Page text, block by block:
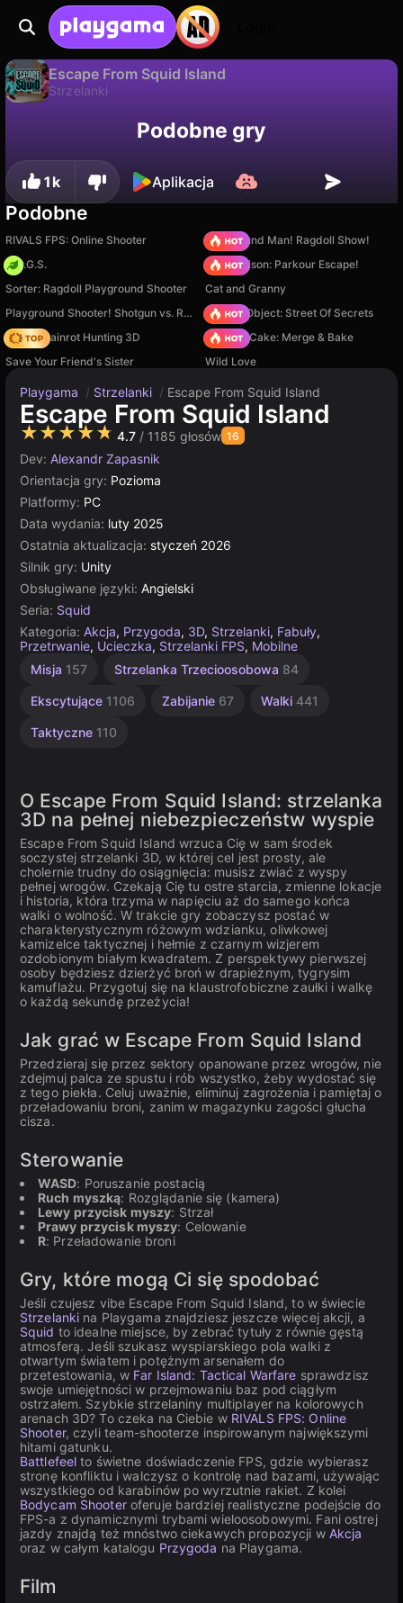
Escape From Squid Island
Strzelanki
Podobne gry
1k Aplikacja
Podobne
RIVALS FPS: Online Shooter
Playground Man! Ragdoll Show!
H.O.G.S.
Barry Prison: Parkour Escape!
Sorter: Ragdoll Playground Shooter
Cat and Granny
Playground Shooter! Shotgun vs. Ragdolls!
Hidden Object: Street Of Secrets
Italian Brainrot Hunting 3D
Piece of Cake: Merge & Bake
Save Your Friend's Sister
Wild Love
Playgama / Strzelanki / Escape From Squid Island
Escape From Squid Island
★★★★★ 4.7 / 1185 głosów 16
Dev: Alexandr Zapasnik
Orientacja gry: Pozioma
Platformy: PC
Data wydania: luty 2025
Ostatnia aktualizacja: styczeń 2026
Silnik gry: Unity
Obsługiwane języki: Angielski
Seria: Squid
Kategoria: Akcja, Przygoda, 3D, Strzelanki, Fabuły,
Przetrwanie, Ucieczka, Strzelanki FPS, Mobilne
Misja 157 Strzelanka Trzecioosobowa 84
Ekscytujące 1106 Zabijanie 67 Walki 441
Taktyczne 110
Unity
3177
O Escape From Squid Island: strzelanka
3D na pełnej niebezpieczeństw wyspie
Escape From Squid Island wrzuca Cię w sam środek
soczystej strzelanki 3D, w której cel jest prosty, ale
cholernie trudny do osiągnięcia: musisz zwiać z wyspy
pełnej wrogów. Czekają Cię tu ostre starcia, zmienne lokacje
i historia, która trzyma w napięciu aż do samego końca
walki o wolność. W trakcie gry zobaczysz postać w
charakterystycznym różowym wdzianku, oliwkowej
kamizelce taktycznej i hełmie z czarnym wizjerem
ozdobionym białym kwadratem. Z perspektywy pierwszej
osoby będziesz dzierżyć broń w drapieżnym, tygrysim
kamuflażu. Przygotuj się na klaustrofobiczne zaułki i walkę
o każdą sekundę przeżycia!
Jak grać w Escape From Squid Island
Przedzieraj się przez sektory opanowane przez wrogów, nie
zdejmuj palca ze spustu i rób wszystko, żeby wydostać się
z tego piekła. Celuj uważnie, eliminuj zagrożenia i pamiętaj o
przeładowaniu broni, zanim w magazynku zagości głucha
cisza.
Sterowanie
WASD: Poruszanie postacią
Ruch myszką: Rozglądanie się (kamera)
Lewy przycisk myszy: Strzał
Prawy przycisk myszy: Celowanie
R: Przeładowanie broni
Gry, które mogą Ci się spodobać
Jeśli czujesz vibe Escape From Squid Island, to w świecie
Strzelanki na Playgama znajdziesz jeszcze więcej akcji, a
Squid to idealne miejsce, by zebrać tytuły z równie gęstą
atmosferą. Jeśli szukasz wyspiarskiego pola walki z
otwartym światem i potężnym arsenałem do
przetestowania, w Far Island: Tactical Warfare sprawdzisz
swoje umiejętności w przejmowaniu baz pod ciągłym
ostrzałem. Szybkie strzelaniny multiplayer na kolorowych
arenach 3D? To czeka na Ciebie w RIVALS FPS: Online
Shooter, czyli team-shooterze inspirowanym największymi
hitami gatunku.
Battlefeel to świetne doświadczenie FPS, gdzie wybierasz
stronę konfliktu i walczysz o kontrolę nad bazami, używając
wszystkiego od karabinów po wyrzutnie rakiet. Z kolei
Bodycam Shooteroferuje bardziej realistyczne podejście do
FPS-a z dynamicznymi trybami wieloosobowymi. Fani ostrej
jazdy znajdą też mnóstwo ciekawych propozycji w Akcja
oraz w całym katalogu Przygoda na Playgama.
Film